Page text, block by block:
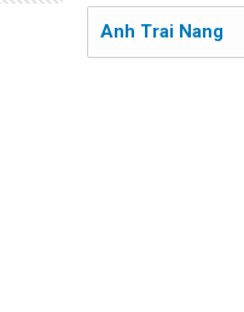
Anh Trai Nang